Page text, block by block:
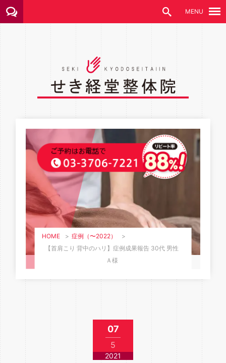
HOME > 症例（〜2022）
>
【首肩こり 背中のハリ】症例成果報告 30代 男性
Ａ様
07
5
2021